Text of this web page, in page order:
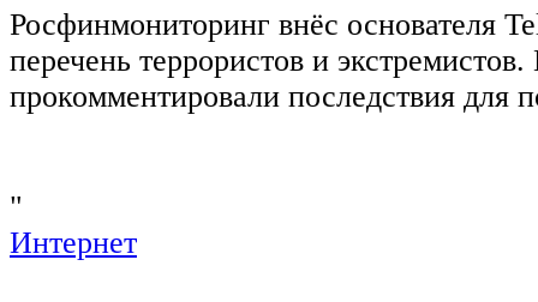
Росфинмониторинг внёс основателя
перечень террористов и
прокомментировали последствия для
"
Интернет